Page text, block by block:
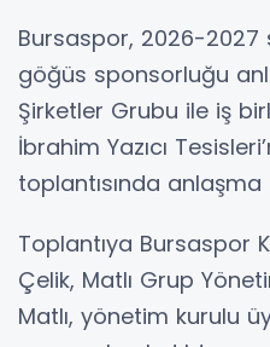
Bursaspor, 2026-2027
göğüs sponsorluğu
Şirketler Grubu ile iş
İbrahim Yazıcı
toplantısında
Toplantıya Bursaspor
Çelik, Matlı Grup
Matlı, yönetim kurulu